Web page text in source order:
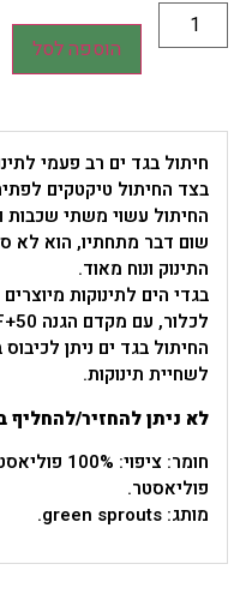
הוספה לסל
חיתול בגד ים רב פעמי
בצד החיתול טיקטקים
החיתול עשוי משתי שכבות
שום דבר מתחתיו, הוא לא
התינוק ונוח מאוד.
בגדי הים לתינוקות
לכלור, עם מקדם הגנה UPF+50 וחוסם 98% מקרני UV.
החיתול בגד ים ניתן
לשחיית תינוקות.
לא ניתן להחזיר/להחליף
פוליאסטר.
מותג: green sprouts.